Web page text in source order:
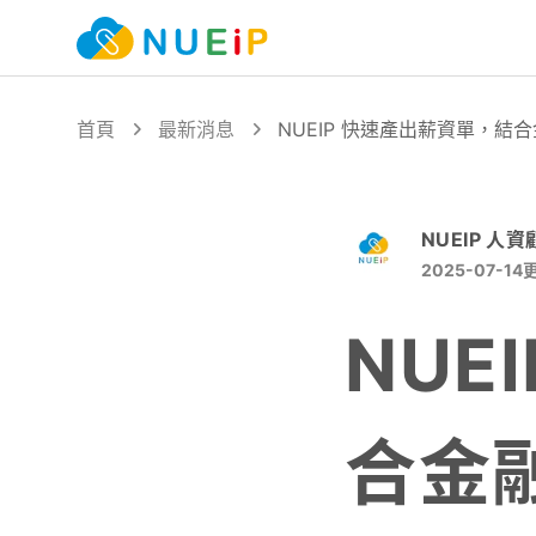
首頁 最新消息 NUEIP 快速產出薪資單，結
NUEIP 人資
2025-07-14
合金